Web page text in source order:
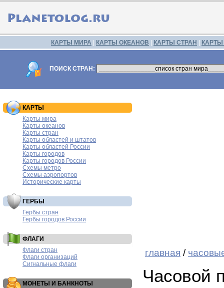
КАРТЫ МИРА КАРТЫ ОКЕАНОВ КАРТЫ СТРАН
ПОИСК СТРАН:
КАРТЫ
Карты мира
Карты океанов
Карты стран
Карты областей и штатов
Карты областей России
Карты городов
Карты городов России
Схемы метро
Схемы аэропортов
Исторические карты
ГЕРБЫ
Гербы стран
Гербы городов России
ФЛАГИ
Флаги стран
Флаги организаций
Сигнальные флаги
МОНЕТЫ И БАНКНОТЫ
главная /
Часовой